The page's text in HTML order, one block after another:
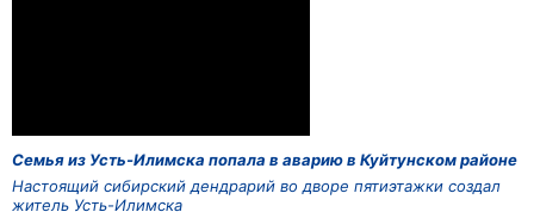
Семья из Усть-Илимска попала в аварию в Куйтунском районе
Настоящий сибирский дендрарий во дворе пятиэтажки создал
житель Усть-Илимска